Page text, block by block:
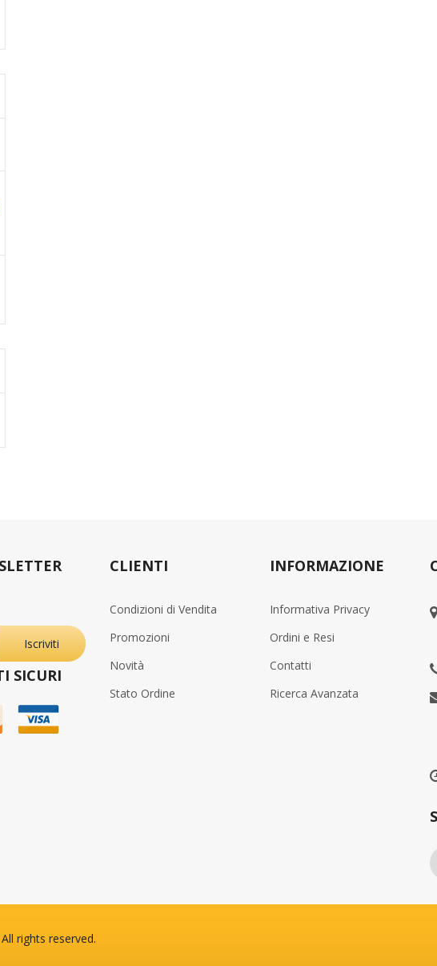
Iscriviti
SICURI
CLIENTI
Condizioni di Vendita
Promozioni
Novità
Stato Ordine
INFORMAZIONE
Informativa Privacy
Ordini e Resi
Contatti
Ricerca Avanzata
rights reserved.
BOX 54 DURABLE10 Buste imbottite GOLD C 15X21cm UTILE avana MAIL LITE® SEALED AIR®
da Otranto , IT
10 Buste imbottite GOLD E